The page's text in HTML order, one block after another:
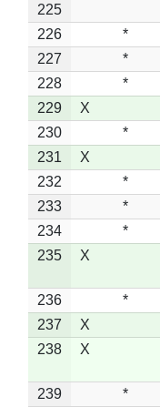
225
226
*
227
*
228
*
229
X
230
*
231
X
232
*
233
*
234
*
235
X
236 *
237
X
238
X
239 *